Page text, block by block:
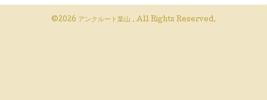
©2026 アンクルート葉山 . All Rights Reserved.